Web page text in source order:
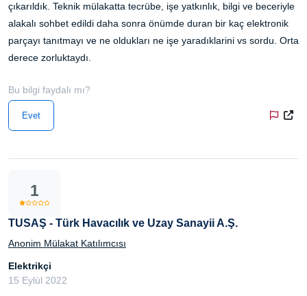
çıkarıldık. Teknik mülakatta tecrübe, işe yatkınlık, bilgi ve beceriyle
alakalı sohbet edildi daha sonra önümde duran bir kaç elektronik
parçayı tanıtmayı ve ne oldukları ne işe yaradıklarini vs sordu. Orta
derece zorluktaydı.
Bu bilgi faydalı mı?
Evet
1
TUSAŞ - Türk Havacılık ve Uzay Sanayii A.Ş.
Anonim Mülakat Katılımcısı
Elektrikçi
15 Eylül 2022